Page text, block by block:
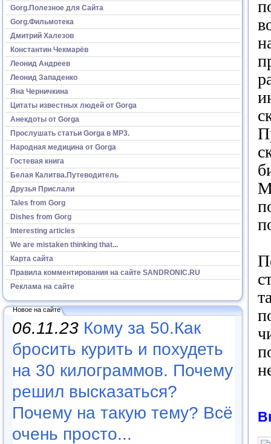
Gorg.Полезное для Сайта
Gorg.Фильмотека
Дмитрий Халезов
Константин Чекмарёв
Леонид Андреев
Леонид Западенко
Яна Черничкина
Цитаты известных людей от Gorga
Анекдоты от Gorga
Прослушать статьи Gorga в МР3.
Народная медицина от Gorga
Гостевая книга
Белая Калитва.Путеводитель
Друзья Прислали
Tales from Gorg
Dishes from Gorg
Interesting articles
We are mistaken thinking that...
Карта сайта
Правила комментирования на сайте SANDRONIC.RU
Реклама на сайте
Новое на сайте
06.11.23 Кому за 50.Как
бросить курить и похудеть
на 30 килограммов. Почему
решил высказаться?
Почему на такую тему? Всё
очень просто...